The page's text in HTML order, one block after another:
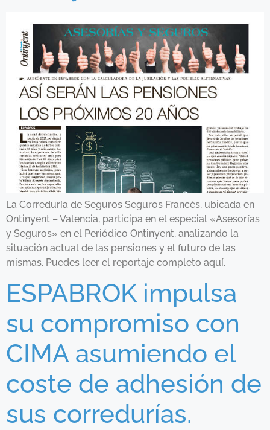
La Correduría de Seguros Seguros Francés, ubicada en
Ontinyent – Valencia, participa en el especial «Asesorías
y Seguros» en el Periódico Ontinyent, analizando la
situación actual de las pensiones y el futuro de las
mismas. Puedes leer el reportaje completo aquí.
ESPABROK impulsa
su compromiso con
CIMA asumiendo el
coste de adhesión de
sus corredurías.